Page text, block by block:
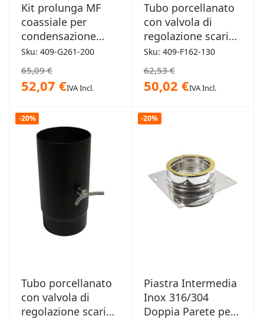
Kit prolunga MF
coassiale per
condensazione
2000mm
Sku: 409-G261-200
65,09 €
52,07 €IVA Incl.
Tubo porcellanato
con valvola di
regolazione scarico
250x130mm
Sku: 409-F162-130
62,53 €
50,02 €IVA Incl.
-20%
Tubo porcellanato
con valvola di
regolazione scarico
-20%
Piastra Intermedia
Inox 316/304
Doppia Parete per